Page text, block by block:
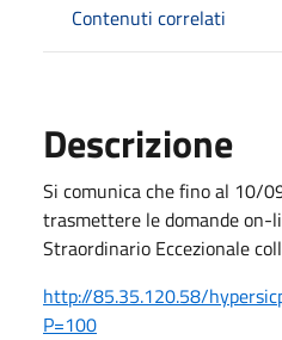
Contenuti correlati
Descrizione
Si comunica che fino al 10/
trasmettere le domande on-
Straordinario Eccezionale
http://85.35.120.58/
P=100